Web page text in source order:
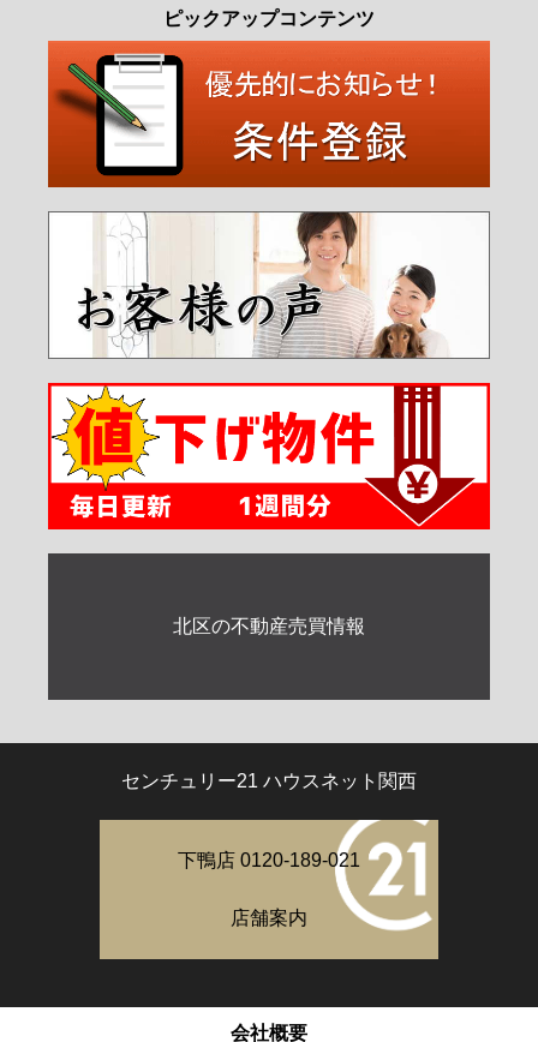
ピックアップコンテンツ
北区の不動産売買情報
センチュリー21 ハウスネット関西
下鴨店 0120-189-021
店舗案内
会社概要